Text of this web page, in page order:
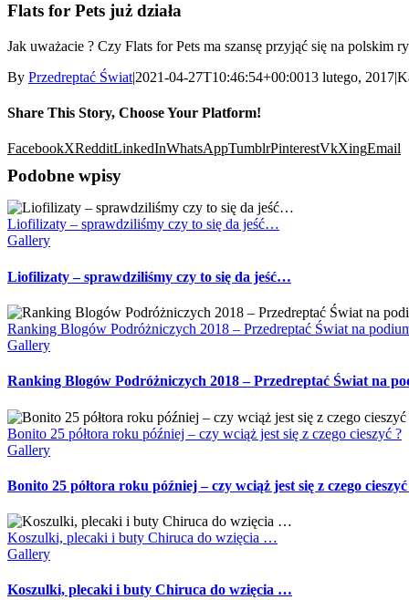
Flats for Pets już działa
Jak uważacie ? Czy Flats for Pets ma szansę przyjąć się na polskim
By Przedreptać Świat|2021-04-27T10:46:54+00:0013 lutego, 2017|
Share This Story, Choose Your Platform!
FacebookXRedditLinkedInWhatsAppTumblrPinterestVkXingEmail
Podobne wpisy
Liofilizaty – sprawdziliśmy czy to się da jeść…
Gallery
Liofilizaty – sprawdziliśmy czy to się da jeść…
Ranking Blogów Podróżniczych 2018 – Przedreptać Świat na
Gallery
Ranking Blogów Podróżniczych 2018 – Przedreptać Świat na
Bonito 25 półtora roku później – czy wciąż jest się z czego cieszyć ?
Gallery
Bonito 25 półtora roku później – czy wciąż jest się z czego
Koszulki, plecaki i buty Chiruca do wzięcia …
Gallery
Koszulki, plecaki i buty Chiruca do wzięcia …